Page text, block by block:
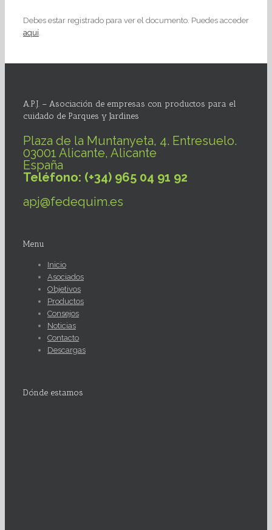
Debes estar registrado para ver el documento. Puedes acceder
aquí.
A.P.J. – Asociación de empresas con productos para el
cuidado de Parques y Jardines
Plaza de la Muntanyeta, 4. Entresuelo.
03001 Alicante, Alicante
España
Teléfono: (+34) 965 04 91 92
apj@fedequim.es
Menu
Inicio
Asociados
Objetivos
Productos
Consejos
Noticias
Contacto
Descargas
Dónde estamos